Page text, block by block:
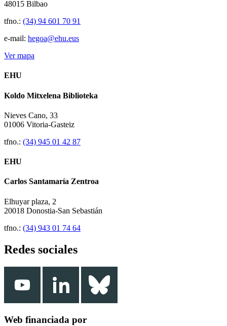
48015 Bilbao
tfno.: (34) 94 601 70 91
e-mail: hegoa@ehu.eus
Ver mapa
EHU
Koldo Mitxelena Biblioteka
Nieves Cano, 33
01006 Vitoria-Gasteiz
tfno.: (34) 945 01 42 87
EHU
Carlos Santamaría Zentroa
Elhuyar plaza, 2
20018 Donostia-San Sebastián
tfno.: (34) 943 01 74 64
Redes sociales
Web financiada por